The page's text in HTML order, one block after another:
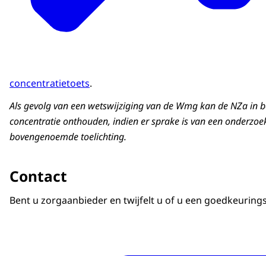
concentratietoets.
Als gevolg van een wetswijziging van de Wmg kan de NZa in
concentratie onthouden, indien er sprake is van een
bovengenoemde toelichting.
Contact
Bent u zorgaanbieder en twijfelt u of u een